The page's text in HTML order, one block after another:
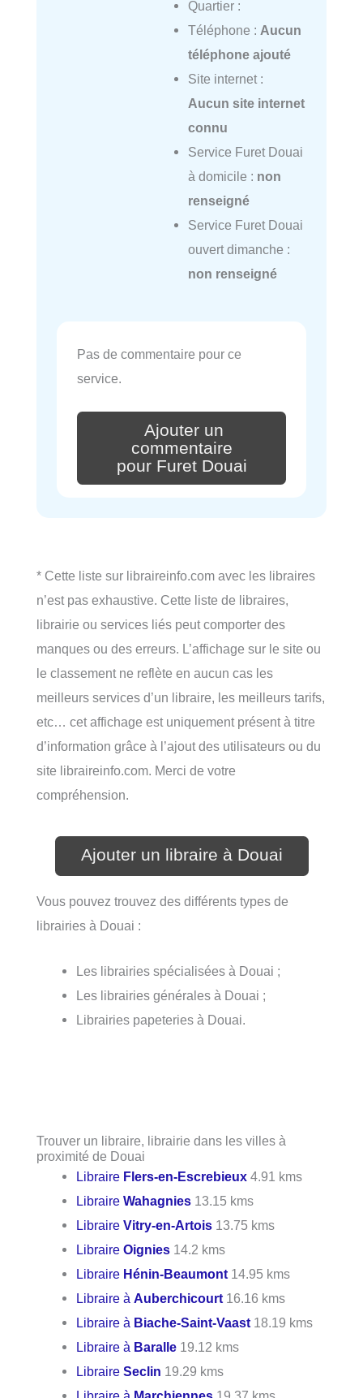
Quartier :
Téléphone : Aucun
téléphone ajouté
Site internet :
Aucun site internet
connu
Service Furet Douai
à domicile : non
renseigné
Service Furet Douai
ouvert dimanche :
non renseigné
Pas de commentaire pour ce
service.
Ajouter un
commentaire
pour Furet Douai
* Cette liste sur libraireinfo.com avec les libraires
n’est pas exhaustive. Cette liste de libraires,
librairie ou services liés peut comporter des
manques ou des erreurs. L’affichage sur le site ou
le classement ne reflète en aucun cas les
meilleurs services d’un libraire, les meilleurs tarifs,
etc… cet affichage est uniquement présent à titre
d’information grâce à l’ajout des utilisateurs ou du
site libraireinfo.com. Merci de votre
compréhension.
Ajouter un libraire à Douai
Vous pouvez trouvez des différents types de
librairies à Douai :
Les librairies spécialisées à Douai ;
Les librairies générales à Douai ;
Librairies papeteries à Douai.
Trouver un libraire, librairie dans les villes à
proximité de Douai
Libraire Flers-en-Escrebieux 4.91 kms
LibraireWahagnies 13.15 kms
LibraireVitry-en-Artois 13.75 kms
LibraireOignies 14.2 kms
Libraire Hénin-Beaumont 14.95 kms
Libraire àAuberchicourt 16.16 kms
Libraire à Biache-Saint-Vaast 18.19 kms
Libraire à Baralle 19.12 kms
LibraireSeclin 19.29 kms